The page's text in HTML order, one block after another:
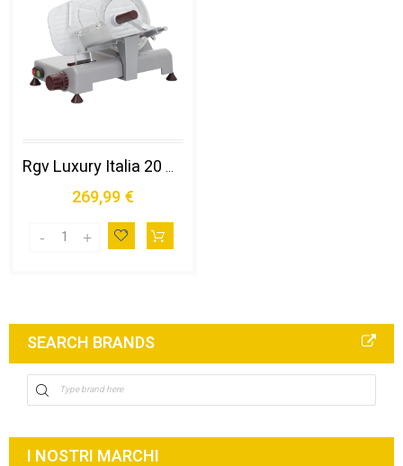
Rgv Luxury Italia 20 Gl-r Affettatrice Elettrico 140 W Grigio Alluminio
269,99 €
SEARCH BRANDS
I NOSTRI MARCHI